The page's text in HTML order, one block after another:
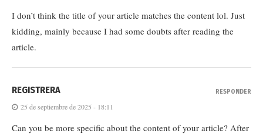
I don’t think the title of your article matches the content lol. Just
kidding, mainly because I had some doubts after reading the
article.
REGISTRERA
25 de septiembre de 2025 - 18:11
Can you be more specific about the content of your article? After
RESPONDER